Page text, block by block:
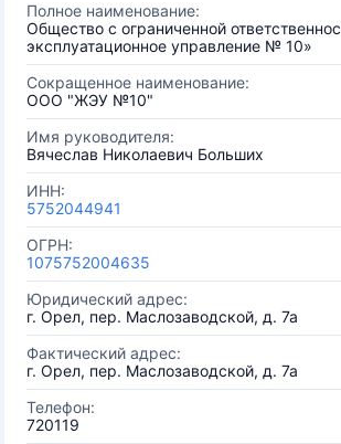
Полное наименование:
Общество с ограниченной
эксплуатационное управление № 10»
Сокращенное наименование:
ООО "ЖЭУ №10"
Имя руководителя:
Вячеслав Николаевич Больших
ИНН:
5752044941
ОГРН:
1075752004635
Юридический адрес:
г. Орел, пер. Маслозаводской, д. 7а
Фактический адрес:
г. Орел, пер. Маслозаводской, д. 7а
Телефон:
720119